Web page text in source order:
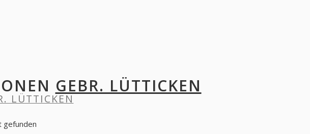
GEBR. LÜTTICKEN
LÜTTICKEN
gefunden